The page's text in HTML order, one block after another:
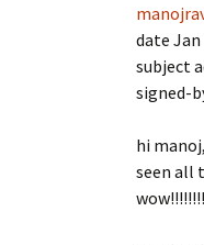
date Jan
subject
signed-
hi manoj,
seen all